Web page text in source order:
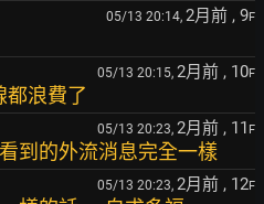
05/13 20:14, 2月前 , 9F
05/13 20:15, 2月前 , 10F
都浪費了
05/13 20:23, 2月前 , 11 F
到的外流消息完全一樣
05/13 20:23, 2月前 , 12F